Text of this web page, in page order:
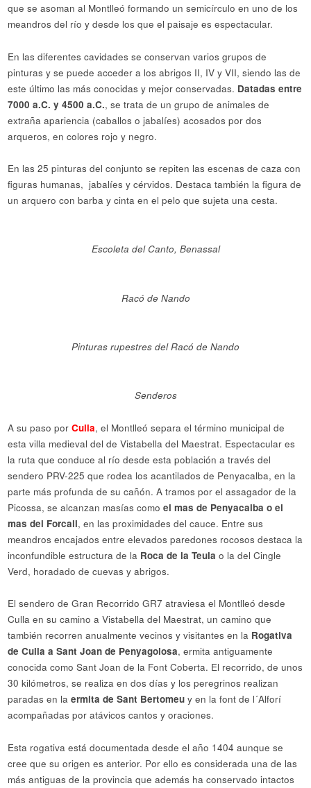
que se asoman al Montlleó formando un semicírculo en uno de los
meandros del río y desde los que el paisaje es espectacular.
En las diferentes cavidades se conservan varios grupos de
pinturas y se puede acceder a los abrigos II, IV y VII, siendo las de
este último las más conocidas y mejor conservadas. Datadas entre
7000 a.C. y 4500 a.C., se trata de un grupo de animales de
extraña apariencia (caballos o jabalíes) acosados por dos
arqueros, en colores rojo y negro.
En las 25 pinturas del conjunto se repiten las escenas de caza con
figuras humanas, jabalíes y cérvidos. Destaca también la figura de
un arquero con barba y cinta en el pelo que sujeta una cesta.
Escoleta del Canto, Benassal
Racó de Nando
Pinturas rupestres del Racó de Nando
Senderos
A su paso porCulla, el Montlleó separa el término municipal de
esta villa medieval del de Vistabella del Maestrat. Espectacular es
la ruta que conduce al río desde esta población a través del
sendero PRV-225 que rodea los acantilados de Penyacalba, en la
parte más profunda de su cañón. A tramos por el assagador de la
Picossa, se alcanzan masías comoel mas de Penyacalba o el
mas del Forcall, en las proximidades del cauce. Entre sus
meandros encajados entre elevados paredones rocosos destaca la
inconfundible estructura de la Roca de la Teula o la del Cingle
Verd, horadado de cuevas y abrigos.
El sendero de Gran Recorrido GR7 atraviesa el Montlleó desde
Culla en su camino a Vistabella del Maestrat, un camino que
también recorren anualmente vecinos y visitantes en la Rogativa
de Culla a Sant Joan de Penyagolosa, ermita antiguamente
conocida como Sant Joan de la Font Coberta. El recorrido, de unos
30 kilómetros, se realiza en dos días y los peregrinos realizan
paradas en laermita de Sant Bertomeu y en la font de l´Alforí
acompañadas por atávicos cantos y oraciones.
Esta rogativa está documentada desde el año 1404 aunque se
cree que su origen es anterior. Por ello es considerada una de las
más antiguas de la provincia que además ha conservado intactos